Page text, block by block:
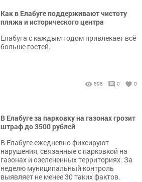
Как в Елабуге поддерживают чистоту
пляжа и исторического центра
Елабуга с каждым годом привлекает всё
больше гостей.
598 0 0
В Елабуге за парковку на газонах грозит
штраф до 3500 рублей
В Елабуге ежедневно фиксируют
нарушения, связанные с парковкой на
газонах и озелененных территориях. За
неделю муниципальный контроль
выявляет не менее 30 таких фактов.